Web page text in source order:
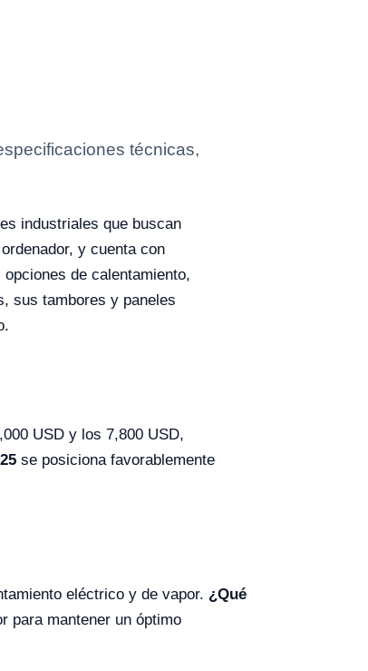
técnicas,
industriales que buscan
y cuenta con
de calentamiento,
sus tambores y paneles
USD y los 7,800 USD,
se posiciona favorablemente
eléctrico y de vapor. ¿Qué
para mantener un óptimo